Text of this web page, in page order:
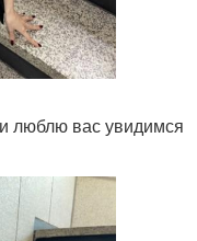
люблю вас увидимся